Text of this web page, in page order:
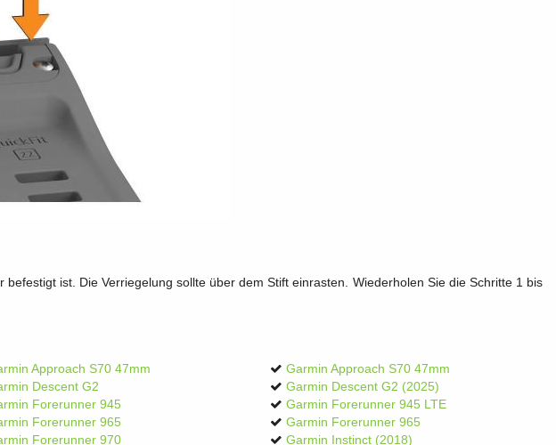
befestigt ist. Die Verriegelung sollte über dem Stift einrasten. Wiederholen Sie die Schritte 1 bis
Approach S70 47mm
Garmin Approach S70 47mm
Descent G2
Garmin Descent G2 (2025)
Forerunner 945
Garmin Forerunner 945 LTE
Forerunner 965
Garmin Forerunner 965
Forerunner 970
Garmin Instinct (2018)